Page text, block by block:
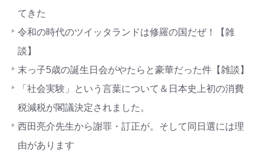
てきた
令和の時代のツイッタランドは修羅の国だぜ！【雑
談】
末っ子5歳の誕生日会がやたらと豪華だった件【雑談】
「社会実験」という言葉について＆日本史上初の消費
税減税が閣議決定されました。
西田亮介先生から謝罪・訂正が。そして同日選には理
由があります